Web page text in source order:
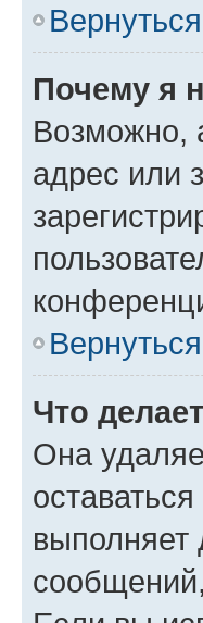
Почему я
Возможно,
адрес или
Что
Она
выполняет